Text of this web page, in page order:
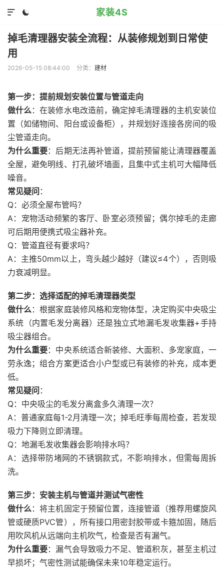
家装4S


掉毛清理器安装全流程：从装修规划到日常使
用
2026-05-15 08:44:00 分类： 建材
第一步：提前规划安装位置与管道走向
做什么：在装修水电改造前，确定掉毛清理器的主机安装位
置（如储物间、阳台或设备柜），并规划好连接各房间的吸
尘管道走向。
为什么重要：后期无法再补管道，提前预留能让清理器覆盖
全屋，避免明线、打孔破坏墙面，且集中式主机可大幅降低
噪音。
常见疑问 ：
Q：必须全屋布管吗？
A：宠物活动频繁的客厅、卧室必须预留；偶尔掉毛的走廊
可后期用便携式吸尘器补充。
Q：管道直径有要求吗？
A：主推50mm以上，弯头越少越好（建议≤4个），否则吸
力衰减明显。
第二步：选择适配的掉毛清理器类型
做什么：根据家庭装修风格和宠物体型，决定购买中央吸尘
系统（内置毛发分离器）还是独立式地漏毛发收集器+手持
吸尘器组合。
为什么重要：中央系统适合新装修、大面积、多宠家庭，一
劳永逸；组合方案更适合小户型或已有装修的补充，成本更
低。
常见疑问 ：
Q：中央吸尘的毛发分离盒多久清理一次？
A：普通家庭每1-2月清理一次；掉毛旺季每周检查，若发现
吸力下降则立即清理。
Q：地漏毛发收集器会影响排水吗？
A：选择带防堵网的不锈钢款式，不影响排水，但需每周拆
洗。
第三步：安装主机与管道并测试气密性
做什么：将主机固定于预留位置，连接管道（推荐用螺旋风
管或硬质PVC管），所有接口用密封胶带或卡箍加固，随后
用吹风机从远端向主机吹气，检查是否有漏气。
为什么重要：漏气会导致吸力不足、管道积灰，甚至主机过
早损坏；气密性测试能确保未来10年稳定运行。